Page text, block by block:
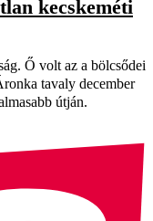
kecskeméti
Ő volt az a bölcsődei
tavaly december
útján.